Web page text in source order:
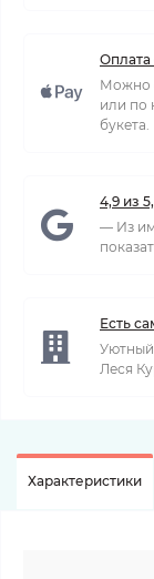
Оплата
Можно
или по
букета.
4,9 из
— Из
Есть
Уютный
Леся
Характеристики